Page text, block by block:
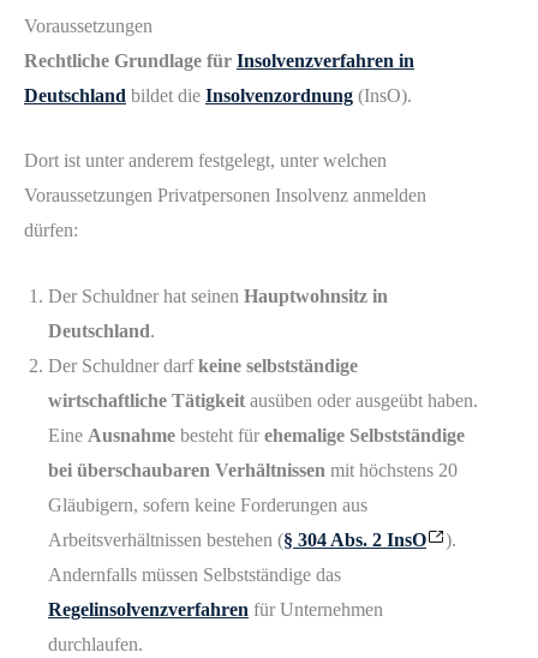
Voraussetzungen
Rechtliche Grundlage für Insolvenzverfahren in
Deutschland bildet die Insolvenzordnung (InsO).
Dort ist unter anderem festgelegt, unter welchen
Voraussetzungen Privatpersonen Insolvenz anmelden
dürfen:
Der Schuldner hat seinen Hauptwohnsitz in
Deutschland.
Der Schuldner darfkeine selbstständige
wirtschaftliche Tätigkeit ausüben oder ausgeübt haben.
Eine Ausnahme besteht für ehemalige Selbstständige
bei überschaubaren Verhältnissen mit höchstens 20
Gläubigern, sofern keine Forderungen aus
Arbeitsverhältnissen bestehen (§ 304 Abs. 2 InsO
).
Andernfalls müssen Selbstständige das
Regelinsolvenzverfahren für Unternehmen
durchlaufen.